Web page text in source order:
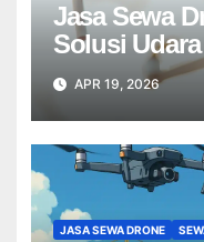
Jasa Sewa
Solusi
Anda Tanpa
APR 19, 2026
JASA SEWA DRONE